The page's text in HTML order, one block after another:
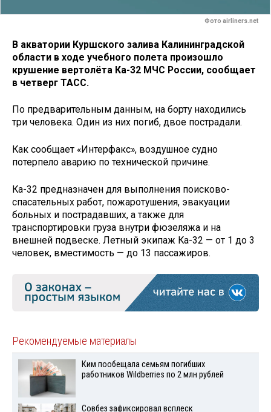
Фото airliners.net
В акватории Куршского залива Калининградской
области в ходе учебного полета произошло
крушение вертолёта Ка-32 МЧС России, сообщает
в четверг ТАСС.
По предварительным данным, на борту находились
три человека. Один из них погиб, двое пострадали.
Как сообщает «Интерфакс», воздушное судно
потерпело аварию по технической причине.
Ка-32 предназначен для выполнения поисково-
спасательных работ, пожаротушения, эвакуации
больных и пострадавших, а также для
транспортировки груза внутри фюзеляжа и на
внешней подвеске. Летный экипаж Ка-32 — от 1 до 3
человек, вместимость — до 13 пассажиров.
Рекомендуемые материалы
Ким пообещала семьям погибших
работников Wildberries по 2 млн рублей
Совбез зафиксировал всплеск